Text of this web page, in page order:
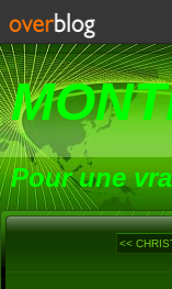
Pour une
<<